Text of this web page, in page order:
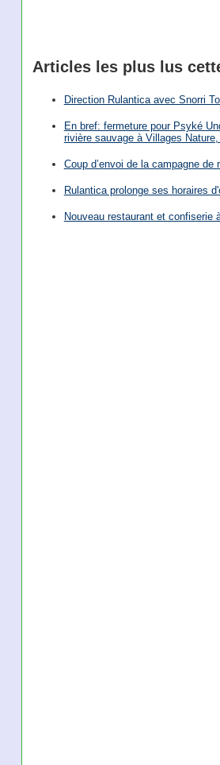
Articles les plus lus
Direction Rulantica avec Snorri
En bref: fermeture pour Psyké
rivière sauvage à Villages Nature,
Coup d’envoi de la campagne
Rulantica prolonge ses horaires
Nouveau restaurant et confiserie